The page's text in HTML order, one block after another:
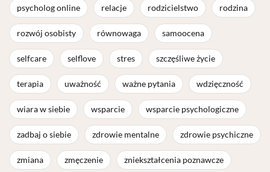
psycholog online relacje rodzicielstwo rodzina
rozwój osobisty równowaga samoocena
selfcare selflove stres szczęśliwe życie
terapia uważność ważne pytania wdzięczność
wiara w siebie wsparcie wsparcie psychologiczne
zadbaj o siebie zdrowie mentalne zdrowie psychiczne
zmiana zmęczenie zniekształcenia poznawcze